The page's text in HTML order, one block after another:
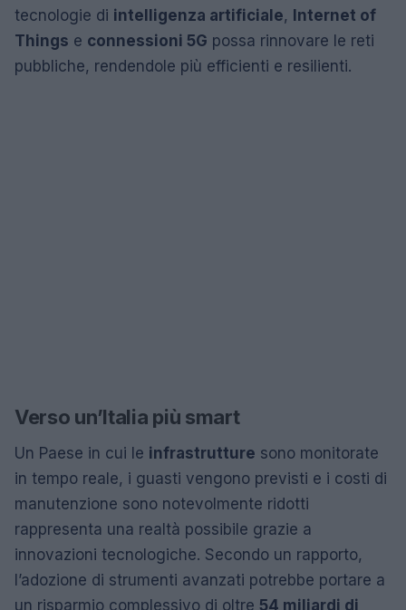
tecnologie di intelligenza artificiale, Internet of
Things e connessioni 5G possa rinnovare le reti
pubbliche, rendendole più efficienti e resilienti.
Verso un’Italia più smart
Un Paese in cui le infrastrutture sono monitorate
in tempo reale, i guasti vengono previsti e i costi di
manutenzione sono notevolmente ridotti
rappresenta una realtà possibile grazie a
innovazioni tecnologiche. Secondo un rapporto,
l’adozione di strumenti avanzati potrebbe portare a
un risparmio complessivo di oltre 54 miliardi di